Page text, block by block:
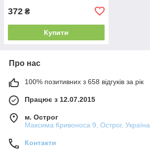
372 ₴
Купити
Про нас
100% позитивних з 658 відгуків за рік
Працює з 12.07.2015
м. Острог
Максима Кривоноса 9, Острог, Україна
Контакти